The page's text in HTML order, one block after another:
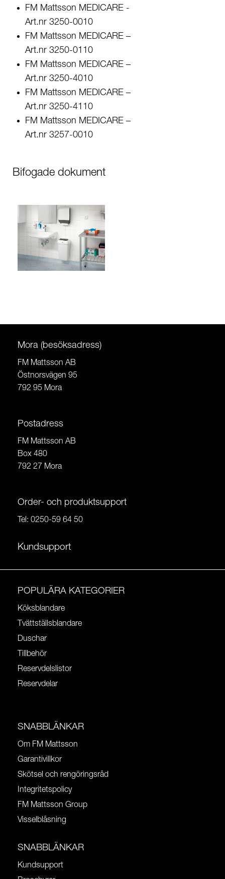
FM Mattsson MEDICARE -
Art.nr 3250-0010
FM Mattsson MEDICARE –
Art.nr 3250-0110
FM Mattsson MEDICARE –
Art.nr 3250-4010
FM Mattsson MEDICARE –
Art.nr 3250-4110
FM Mattsson MEDICARE –
Art.nr 3257-0010
Bifogade dokument
Mora (besöksadress)
FM Mattsson AB
Östnorsvägen 95
792 95 Mora
Postadress
FM Mattsson AB
Box 480
792 27 Mora
Order- och produktsupport
Tel: 0250-59 64 50
Kundsupport
POPULÄRA KATEGORIER
Köksblandare
Tvättställsblandare
Duschar
Tillbehör
Reservdelslistor
Reservdelar
SNABBLÄNKAR
Om FM Mattsson
Garantivillkor
Skötsel och rengöringsråd
Integritetspolicy
FM Mattsson Group
Visselblåsning
SNABBLÄNKAR
Kundsupport